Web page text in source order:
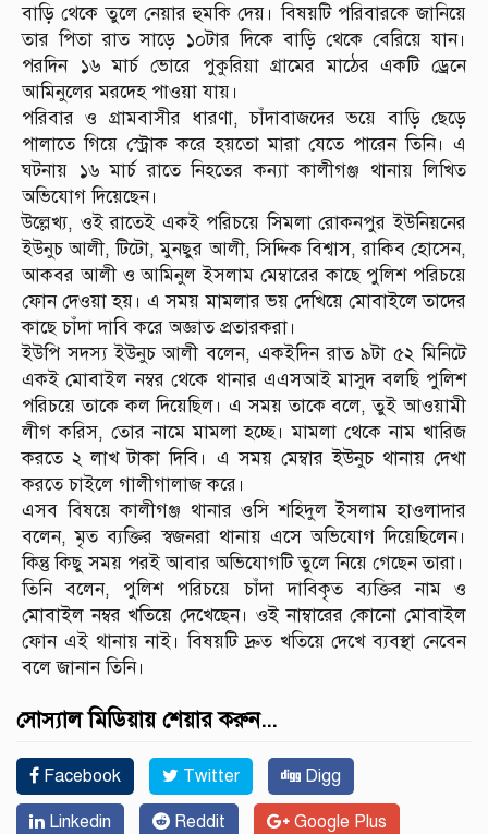
বাড়ি থেকে তুলে নেয়ার হুমকি দেয়। বিষয়টি পরিবারকে জানিয়ে
তার পিতা রাত সাড়ে ১০টার দিকে বাড়ি থেকে বেরিয়ে যান।
পরদিন ১৬ মার্চ ভোরে পুকুরিয়া গ্রামের মাঠের একটি ড্রেনে
আমিনুলের মরদেহ পাওয়া যায়।
পরিবার ও গ্রামবাসীর ধারণা, চাঁদাবাজদের ভয়ে বাড়ি ছেড়ে
পালাতে গিয়ে স্ট্রোক করে হয়তো মারা যেতে পারেন তিনি। এ
ঘটনায় ১৬ মার্চ রাতে নিহতের কন্যা কালীগঞ্জ থানায় লিখিত
অভিযোগ দিয়েছেন।
উল্লেখ্য, ওই রাতেই একই পরিচয়ে সিমলা রোকনপুর ইউনিয়নের
ইউনুচ আলী, টিটো, মুনছুর আলী, সিদ্দিক বিশ্বাস, রাকিব হোসেন,
আকবর আলী ও আমিনুল ইসলাম মেম্বারের কাছে পুলিশ পরিচয়ে
ফোন দেওয়া হয়। এ সময় মামলার ভয় দেখিয়ে মোবাইলে তাদের
কাছে চাঁদা দাবি করে অজ্ঞাত প্রতারকরা।
ইউপি সদস্য ইউনুচ আলী বলেন, একইদিন রাত ৯টা ৫২ মিনিটে
একই মোবাইল নম্বর থেকে থানার এএসআই মাসুদ বলছি পুলিশ
পরিচয়ে তাকে কল দিয়েছিল। এ সময় তাকে বলে, তুই আওয়ামী
লীগ করিস, তোর নামে মামলা হচ্ছে। মামলা থেকে নাম খারিজ
করতে ২ লাখ টাকা দিবি। এ সময় মেম্বার ইউনুচ থানায় দেখা
করতে চাইলে গালীগালাজ করে।
এসব বিষয়ে কালীগঞ্জ থানার ওসি শহিদুল ইসলাম হাওলাদার
বলেন, মৃত ব্যক্তির স্বজনরা থানায় এসে অভিযোগ দিয়েছিলেন।
কিন্তু কিছু সময় পরই আবার অভিযোগটি তুলে নিয়ে গেছেন তারা।
তিনি বলেন, পুলিশ পরিচয়ে চাঁদা দাবিকৃত ব্যক্তির নাম ও
মোবাইল নম্বর খতিয়ে দেখেছেন। ওই নাম্বারের কোনো মোবাইল
ফোন এই থানায় নাই। বিষয়টি দ্রুত খতিয়ে দেখে ব্যবস্থা নেবেন
বলে জানান তিনি।
সোস্যাল মিডিয়ায় শেয়ার করুন...
Facebook Twitter Digg
Linkedin Reddit Google Plus